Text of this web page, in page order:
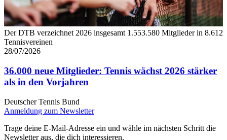
Der DTB verzeichnet 2026 insgesamt 1.553.580 Mitglieder in 8.612
Tennisvereinen
28/07/2026
36.000 neue Mitglieder: Tennis wächst 2026 stärker
als in den Vorjahren
Deutscher Tennis Bund
Anmeldung zum Newsletter
Trage deine E-Mail-Adresse ein und wähle im nächsten Schritt die
Newsletter aus, die dich interessieren.